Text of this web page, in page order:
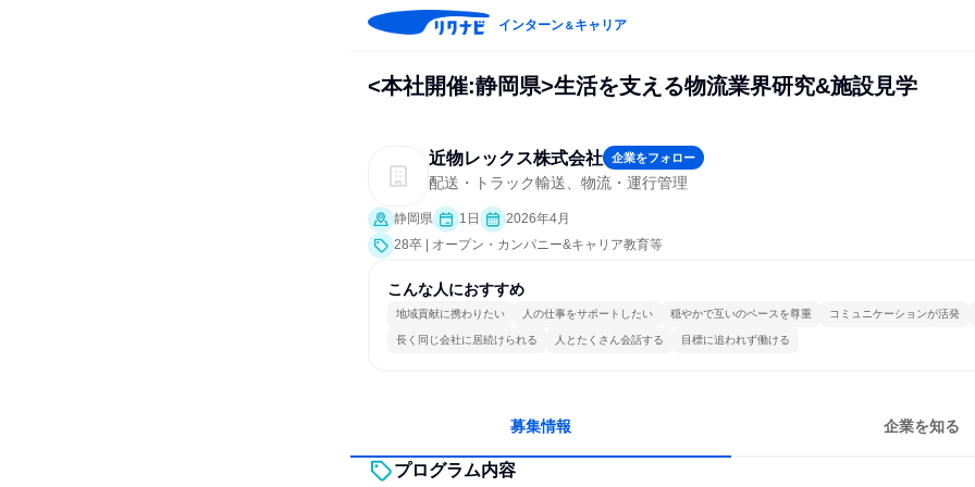
インターン＆キャリア
<本社開催:静岡県>生活を支える物流業界研究&施設見学
近物レックス株式会社 企業をフォロー
配送・トラック輸送、物流・運行管理
静岡県 1日
2026年4月
28卒 | オープン・カンパニー&キャリア教育等
こんな人におすすめ
地域貢献に携わりたい 人の仕事をサポートしたい 穏やかで互いのペースを尊重 コミュニケーションが活発
長く同じ会社に居続けられる 人とたくさん会話する 目標に追われず働ける
募集情報 企業を知る
プログラム内容